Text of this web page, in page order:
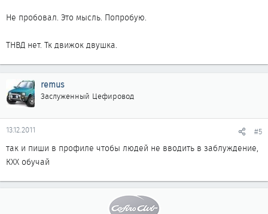
Не пробовал. Это мысль. Попробую.
ТНВД нет. Тк движок двушка.
remus
Заслуженный Цефировод
13.12.2011 #5
так и пиши в профиле чтобы людей не вводить в заблуждение,
КХХ обучай